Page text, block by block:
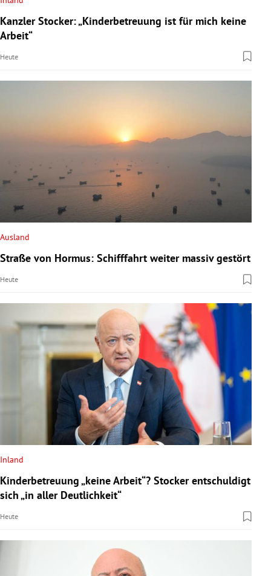
Kanzler Stocker: „Kinderbetreuung ist für mich keine
Arbeit“
Heute
Ausland
Straße von Hormus: Schifffahrt weiter massiv gestört
Heute
Inland
Kinderbetreuung „keine Arbeit“? Stocker entschuldigt
sich „in aller Deutlichkeit“
Heute